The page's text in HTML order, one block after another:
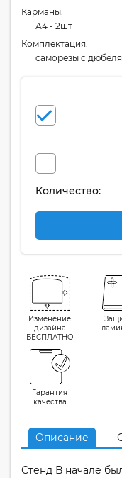
Карманы:
А4 - 2шт
Комплектация:
cаморезы с
Количество:
Изменение
дизайна
БЕСПЛАТНО
Гарантия
качества
Описание
Стенд В начале